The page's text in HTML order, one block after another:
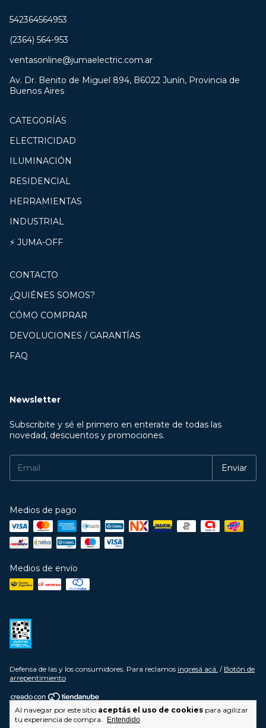
Al navegar por este sitio aceptás el uso de cookies para agilizar
tu experiencia de compra.
Entendido
542364564953
(2364) 564-953
ventasonline@jumaelectric.com.ar
Av. Dr. Benito de Miguel 894, B6022 Junín, Provincia de
Buenos Aires
CATEGORÍAS
ELECTRICIDAD
ILUMINACIÓN
RESIDENCIAL
HERRAMIENTAS
INDUSTRIAL
⚡ JUMA-OFF
CONTACTO
¿QUIÉNES SOMOS?
CÓMO COMPRAR
DEVOLUCIONES / GARANTÍAS
FAQ
Newsletter
Subscribite y sé el primero en enterate de todas las
novedad, descuentos y promociones.
Medios de pago
Medios de envío
Defensa de las y los consumidores. Para reclamos ingresá acá. / Botón de
arrepentimiento
Copyright JUMA - 2026. Todos los derechos reservados.